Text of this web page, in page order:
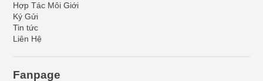
Hợp Tác Môi Giới
Ký Gửi
Tin tức
Liên Hệ
Fanpage